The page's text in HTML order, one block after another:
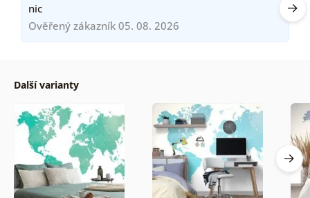
nic
Ověřený zákazník 05. 08. 2026
Další varianty